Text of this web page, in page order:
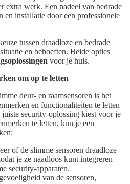
extra werk. Een nadeel van bedrade
en installatie door een professionele
tussen draadloze en bedrade
en behoeften. Beide opties
voor je huis.
om op te letten
deur- en raamsensoren is het
en functionaliteiten te letten
security-oplossing kiest voor je
te letten, kun je een
of de slimme sensoren draadloze
je ze naadloos kunt integreren
security-apparaten.
van de sensoren,